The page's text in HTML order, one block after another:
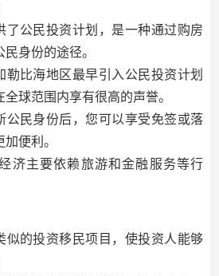
了公民投资计划，是一种通过购房
身份的途径。
勒比海地区最早引入公民投资计划
球范围内享有很高的声誉。
公民身份后，您可以享受免签或落
便利。
济主要依赖旅游和金融服务等行
似的投资移民项目，使投资人能够